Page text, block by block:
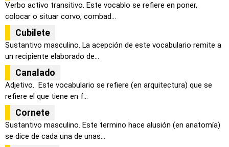
Verbo activo transitivo. Este vocablo se refiere en poner,
colocar o situar corvo, combad...
Cubilete
Sustantivo masculino. La acepción de este vocabulario remite a
un recipiente elaborado de...
Canalado
Adjetivo. Este vocabulario se refiere (en arquitectura) que se
refiere el que tiene en f...
Cornete
Sustantivo masculino. Este termino hace alusión (en anatomía)
se dice de cada una de unas...